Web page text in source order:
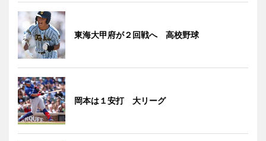
東海大甲府が２回戦へ 高校野球
岡本は１安打 大リーグ